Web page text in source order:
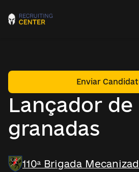
Lançador de
granadas
Enviar
110ª Brigada